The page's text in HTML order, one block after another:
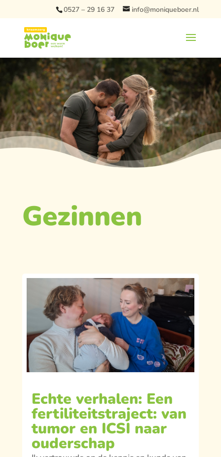
0527 – 29 16 37 info@moniqueboer.nl
Gezinnen
Echte verhalen: Een
fertiliteitstraject: van
tumor en ICSI naar
ouderschap